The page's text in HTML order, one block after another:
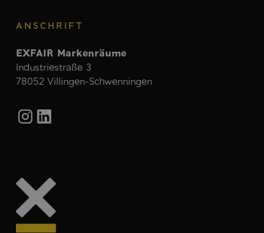
ANSCHRIFT
EXFAIR Markenräume
Industriestraße 3
78052 Villingen-Schwenningen